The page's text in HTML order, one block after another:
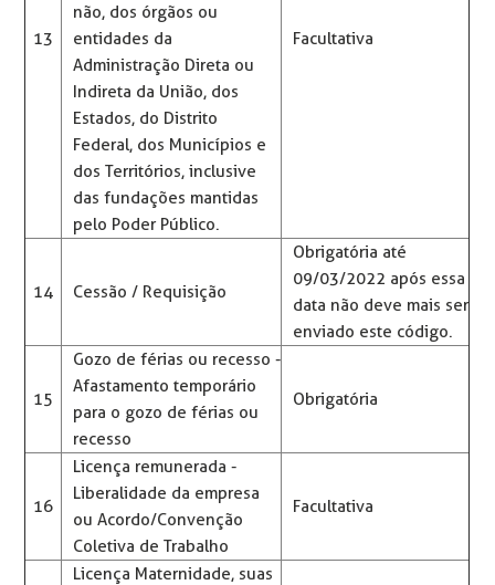
13
não, dos órgãos ou
entidades da
Administração Direta ou
Indireta da União, dos
Estados, do Distrito
Federal, dos Municípios e
dos Territórios, inclusive
das fundações mantidas
pelo Poder Público.
Facultativa
14 Cessão / Requisição
Obrigatória até
09/03/2022 após essa
data não deve mais ser
enviado este código.
15
Gozo de férias ou recesso -
Afastamento temporário
para o gozo de férias ou
recesso
Obrigatória
16
Licença remunerada -
Liberalidade da empresa
ou Acordo/Convenção
Coletiva de Trabalho
Facultativa
Licença Maternidade, suas